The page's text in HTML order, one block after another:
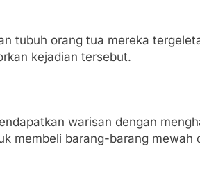
tubuh orang tua mereka
kejadian tersebut.
warisan dengan
membeli barang-barang mewah